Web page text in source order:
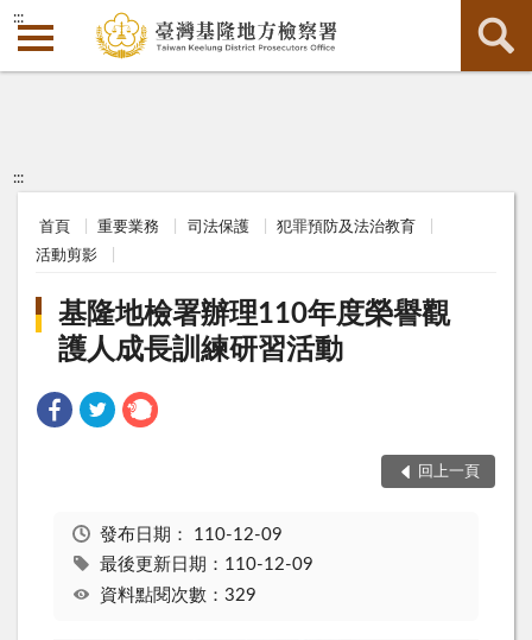
:::
:::
首頁 重要業務 司法保護
犯罪預防及法治教育
活動剪影
基隆地檢署辦理110年度榮譽觀
護人成長訓練研習活動
回上一頁
發布日期： 110-12-09
最後更新日期：110-12-09
資料點閱次數：329